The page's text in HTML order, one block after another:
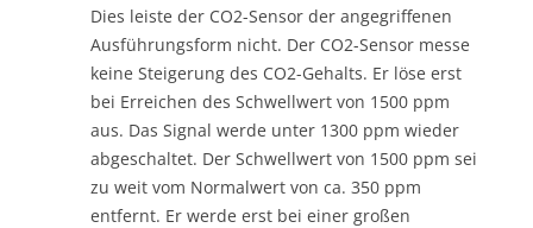
Dies leiste der CO2-Sensor der angegriffenen
Ausführungsform nicht. Der CO2-Sensor messe
keine Steigerung des CO2-Gehalts. Er löse erst
bei Erreichen des Schwellwert von 1500 ppm
aus. Das Signal werde unter 1300 ppm wieder
abgeschaltet. Der Schwellwert von 1500 ppm sei
zu weit vom Normalwert von ca. 350 ppm
entfernt. Er werde erst bei einer großen